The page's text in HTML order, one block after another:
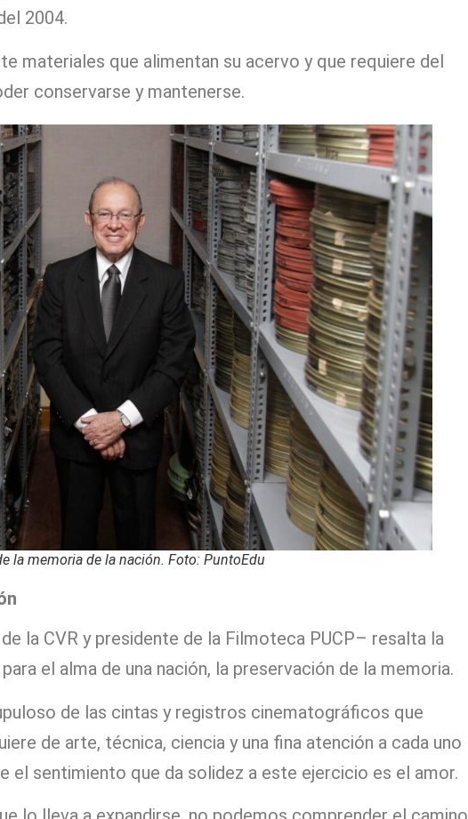
2004.
materiales que alimentan su acervo y que requiere del
conservarse y mantenerse.
la memoria de la nación. Foto: PuntoEdu
la CVR y presidente de la Filmoteca PUCP– resalta la
el alma de una nación, la preservación de la memoria.
de las cintas y registros cinematográficos que
de arte, técnica, ciencia y una fina atención a cada uno
el sentimiento que da solidez a este ejercicio es el amor.